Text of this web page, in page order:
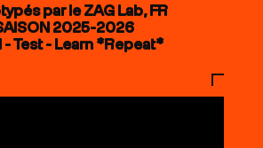
par le ZAG Lab, FR
2025-2026
- Test - Learn *Repeat*